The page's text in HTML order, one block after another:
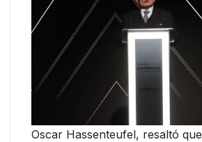
Oscar Hassenteufel, resaltó